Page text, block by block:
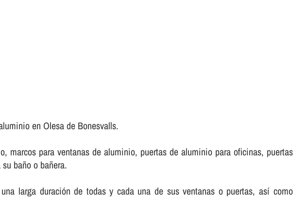
en Olesa de Bonesvalls.
marcos para ventanas de aluminio, puertas de aluminio para oficinas, puertas
baño o bañera.
larga duración de todas y cada una de sus ventanas o puertas, así­ como